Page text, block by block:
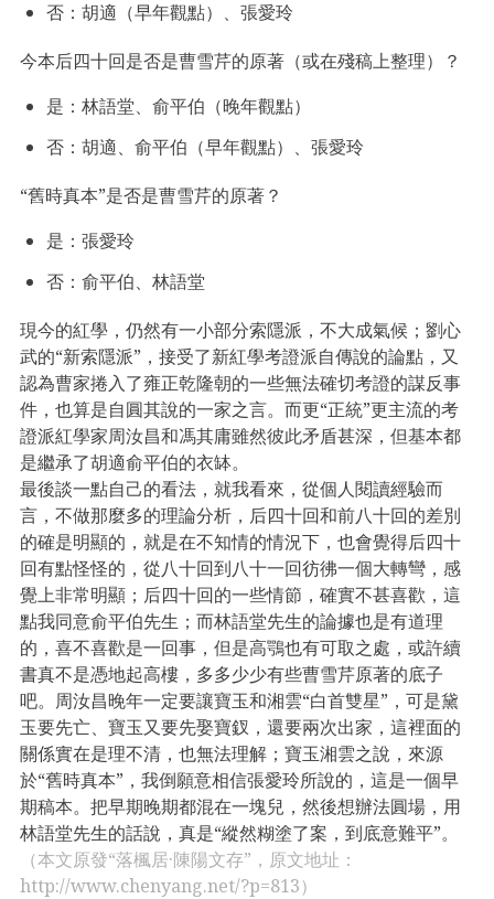
否：胡適（早年觀點）、張愛玲
今本后四十回是否是曹雪芹的原著（或在殘稿上整理）？
是：林語堂、俞平伯（晚年觀點）
否：胡適、俞平伯（早年觀點）、張愛玲
“舊時真本”是否是曹雪芹的原著？
是：張愛玲
否：俞平伯、林語堂
現今的紅學，仍然有一小部分索隱派，不大成氣候；劉心
武的“新索隱派”，接受了新紅學考證派自傳說的論點，又
認為曹家捲入了雍正乾隆朝的一些無法確切考證的謀反事
件，也算是自圓其說的一家之言。而更“正統”更主流的考
證派紅學家周汝昌和馮其庸雖然彼此矛盾甚深，但基本都
是繼承了胡適俞平伯的衣缽。
最後談一點自己的看法，就我看來，從個人閱讀經驗而
言，不做那麼多的理論分析，后四十回和前八十回的差別
的確是明顯的，就是在不知情的情況下，也會覺得后四十
回有點怪怪的，從八十回到八十一回彷彿一個大轉彎，感
覺上非常明顯；后四十回的一些情節，確實不甚喜歡，這
點我同意俞平伯先生；而林語堂先生的論據也是有道理
的，喜不喜歡是一回事，但是高鶚也有可取之處，或許續
書真不是憑地起高樓，多多少少有些曹雪芹原著的底子
吧。周汝昌晚年一定要讓寶玉和湘雲“白首雙星”，可是黛
玉要先亡、寶玉又要先娶寶釵，還要兩次出家，這裡面的
關係實在是理不清，也無法理解；寶玉湘雲之說，來源
於“舊時真本”，我倒願意相信張愛玲所說的，這是一個早
期稿本。把早期晚期都混在一塊兒，然後想辦法圓場，用
林語堂先生的話說，真是“縱然糊塗了案，到底意難平”。
（本文原發“落楓居·陳陽文存”，原文地址：
http://www.chenyang.net/?p=813）